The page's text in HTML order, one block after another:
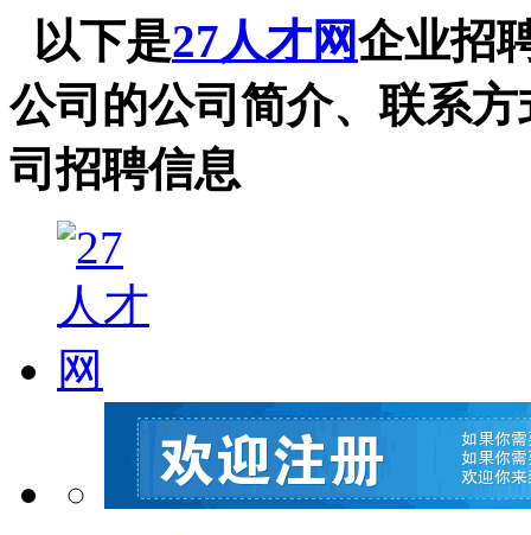
以下是27人才网企业招
公司的公司简介、联系
司招聘信息